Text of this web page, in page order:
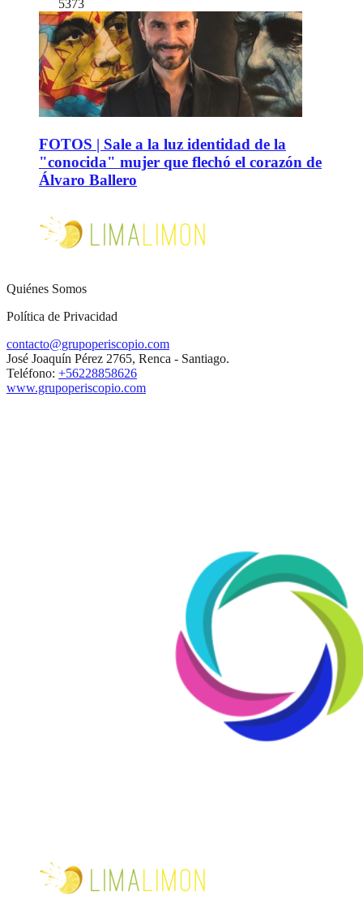
5373
FOTOS | Sale a la luz identidad de la
"conocida" mujer que flechó el corazón de
Álvaro Ballero
Quiénes Somos
Política de Privacidad
contacto@grupoperiscopio.com
José Joaquín Pérez 2765, Renca - Santiago.
Teléfono: +56228858626
www.grupoperiscopio.com